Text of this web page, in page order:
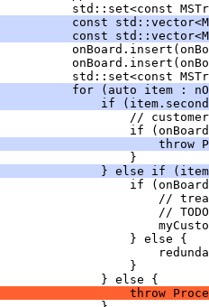
std::set<const
const
const
std::set<const
for (auto item :
if
//
if
throw
}
} else if
if
//
//
} else {
}
} else {
throw